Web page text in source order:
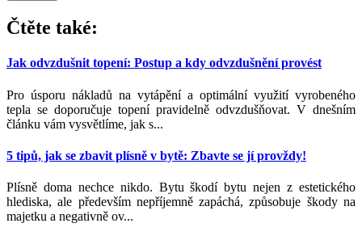
Čtěte také:
Jak odvzdušnit topení: Postup a kdy odvzdušnění provést
Pro úsporu nákladů na vytápění a optimální využití vyrobeného
tepla se doporučuje topení pravidelně odvzdušňovat. V dnešním
článku vám vysvětlíme, jak s...
5 tipů, jak se zbavit plísně v bytě: Zbavte se jí provždy!
Plísně doma nechce nikdo. Bytu škodí bytu nejen z estetického
hlediska, ale především nepříjemně zapáchá, způsobuje škody na
majetku a negativně ov...